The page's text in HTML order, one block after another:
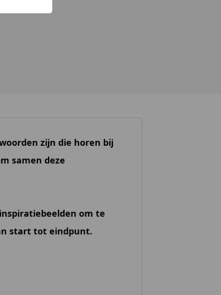
zijn die horen bij
samen deze
om te
start tot eindpunt.